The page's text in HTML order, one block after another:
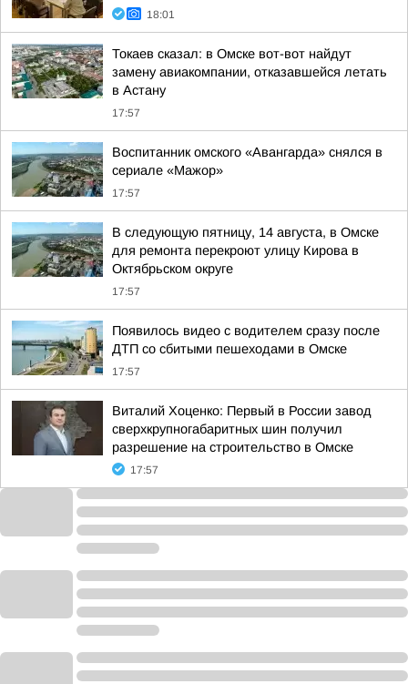
18:01
Токаев сказал: в Омске вот-вот найдут
замену авиакомпании, отказавшейся летать
в Астану
17:57
Воспитанник омского «Авангарда» снялся в
сериале «Мажор»
17:57
В следующую пятницу, 14 августа, в Омске
для ремонта перекроют улицу Кирова в
Октябрьском округе
17:57
Появилось видео с водителем сразу после
ДТП со сбитыми пешеходами в Омске
17:57
Виталий Хоценко: Первый в России завод
сверхкрупногабаритных шин получил
разрешение на строительство в Омске
17:57